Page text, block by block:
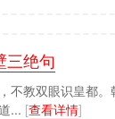
三绝句
不教双眼识皇都
... [查看详情]